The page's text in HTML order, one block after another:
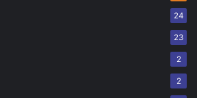
24
23
2
2